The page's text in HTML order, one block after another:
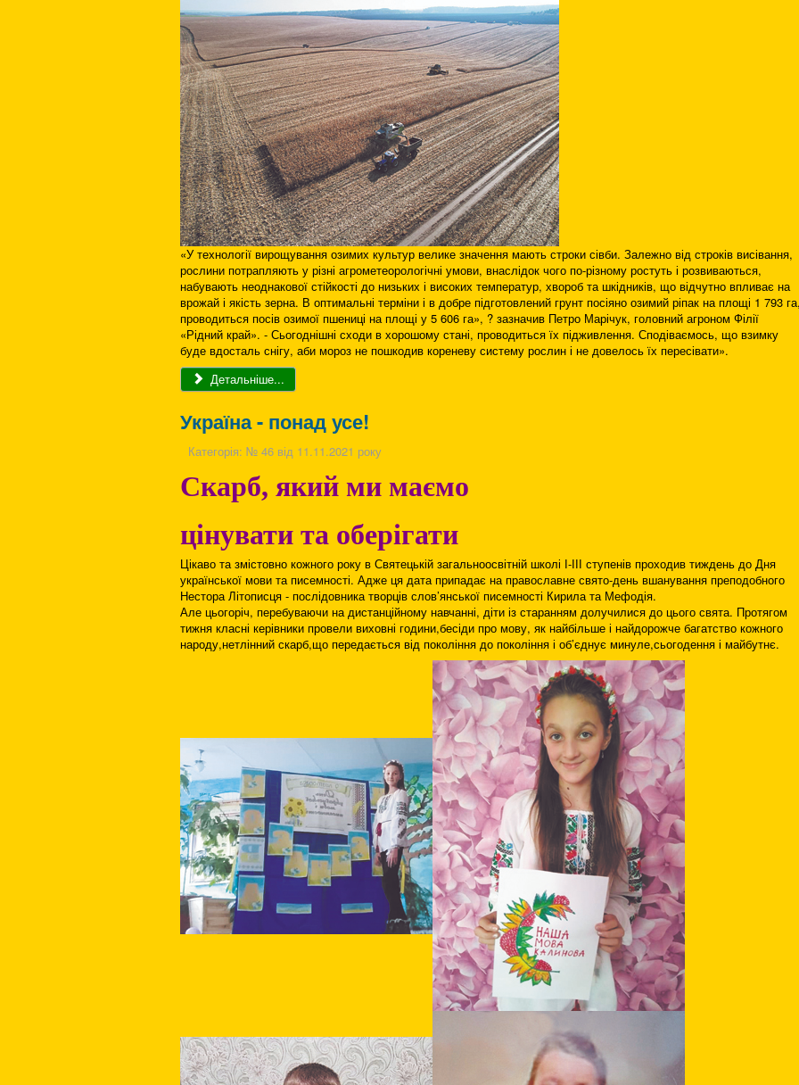
«У технології вирощування озимих культур велике значення мають строки сівби. Залежно від строків висівання,
рослини потрапляють у різні агрометеорологічні умови, внаслідок чого по-різному ростуть і розвиваються,
набувають неоднакової стійкості до низьких і високих температур, хвороб та шкідників, що відчутно впливає на
врожай і якість зерна. В оптимальні терміни і в добре підготовлений грунт посіяно озимий ріпак на площі 1 793
проводиться посів озимої пшениці на площі у 5 606 га», ? зазначив Петро Марічук, головний агроном Філії
«Рідний край». - Сьогоднішні сходи в хорошому стані, проводиться їх підживлення. Сподіваємось, що взимку
буде вдосталь снігу, аби мороз не пошкодив кореневу систему рослин і не довелось їх пересівати».
Детальніше...
Україна - понад усе!
Категорія: № 46 від 11.11.2021 року
Скарб, який ми маємо
цінувати та оберігати
Цікаво та змістовно кожного року в Святецькій загальноосвітній школі І-ІІІ ступенів проходив тиждень до Дня
української мови та писемності. Адже ця дата припадає на православне свято-день вшанування преподобного
Нестора Літописця - послідовника творців слов’янської писемності Кирила та Мефодія.
Але цьогоріч, перебуваючи на дистанційному навчанні, діти із старанням долучилися до цього свята. Протягом
тижня класні керівники провели виховні години,бесіди про мову, як найбільше і найдорожче багатство кожного
народу,нетлінний скарб,що передається від покоління до покоління і об’єднує минуле,сьогодення і майбутнє.